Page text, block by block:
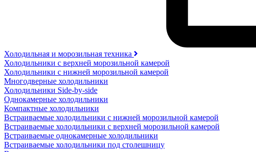
Холодильная и морозильная техника
Холодильники с верхней морозильной камерой
Холодильники с нижней морозильной камерой
Многодверные холодильники
Холодильники Side-by-side
Однокамерные холодильники
Компактные холодильники
Встраиваемые холодильники с нижней морозильной камерой
Встраиваемые холодильники с верхней морозильной камерой
Встраиваемые однокамерные холодильники
Встраиваемые холодильники под столешницу